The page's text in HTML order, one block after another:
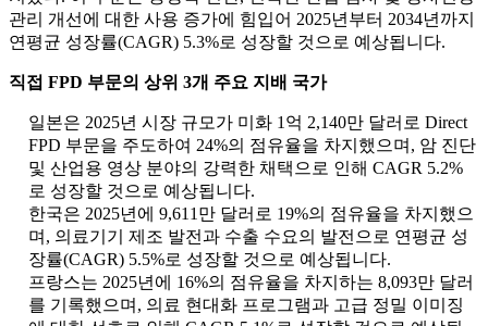
관리 개선에 대한 사용 증가에 힘입어 2025년부터 2034년까지
연평균 성장률(CAGR) 5.3%로 성장할 것으로 예상됩니다.
직접 FPD 부문의 상위 3개 주요 지배 국가
일본은 2025년 시장 규모가 미화 1억 2,140만 달러로 Direct
FPD 부문을 주도하여 24%의 점유율을 차지했으며, 암 진단
및 산업용 영상 분야의 강력한 채택으로 인해 CAGR 5.2%
로 성장할 것으로 예상됩니다.
한국은 2025년에 9,611만 달러로 19%의 점유율을 차지했으
며, 의료기기 제조 발전과 수출 수요의 발전으로 연평균 성
장률(CAGR) 5.5%로 성장할 것으로 예상됩니다.
프랑스는 2025년에 16%의 점유율을 차지하는 8,093만 달러
를 기록했으며, 의료 현대화 프로그램과 고급 정밀 이미징